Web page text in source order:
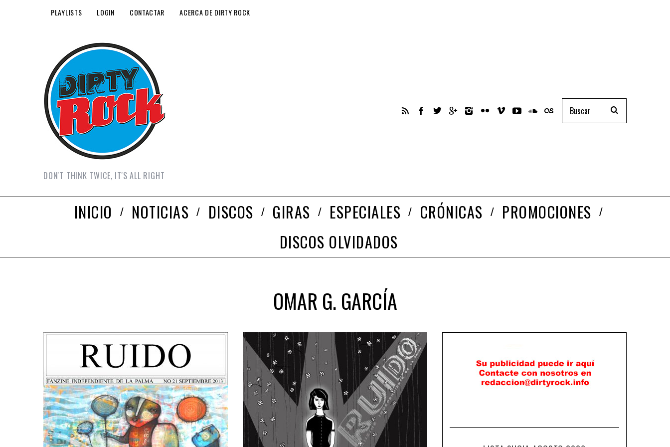
PLAYLISTS LOGIN CONTACTAR ACERCA DE DIRTY ROCK
DON'T THINK TWICE, IT'S ALL RIGHT
INICIO NOTICIAS DISCOS GIRAS ESPECIALES CRÓNICAS
PROMOCIONES
DISCOS OLVIDADOS
OMAR G. GARCÍA